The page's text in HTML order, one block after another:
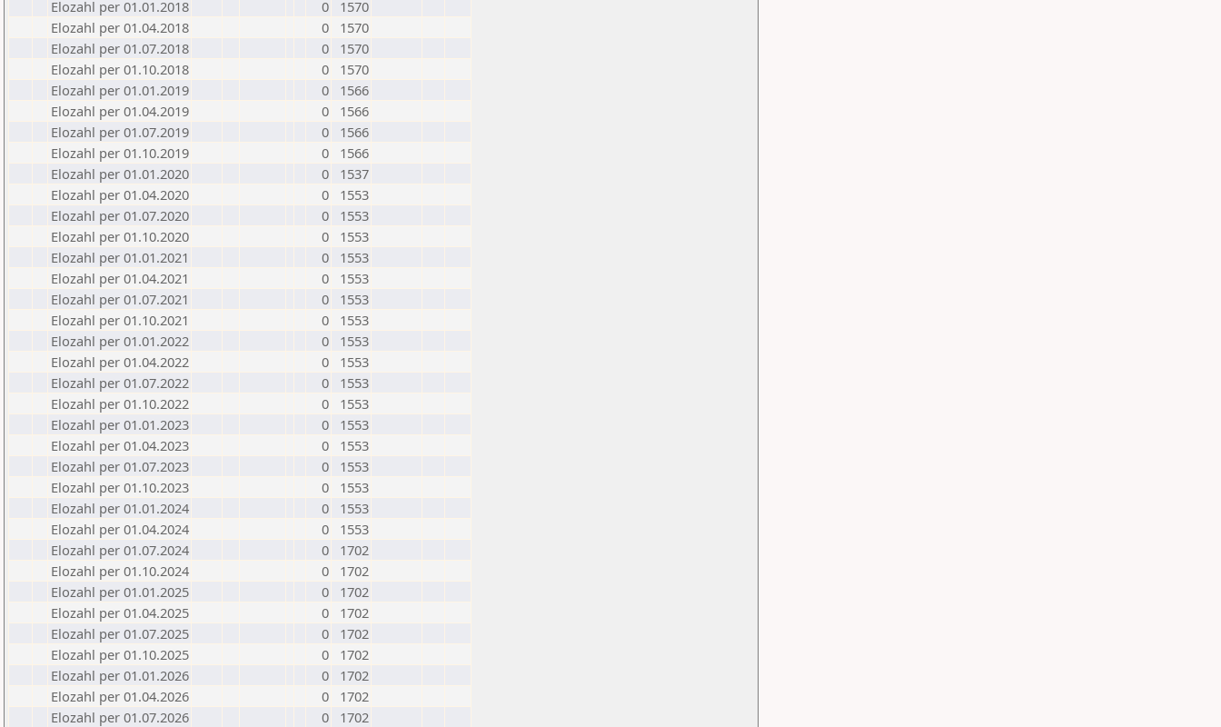
Elozahl per 01.01.2018
0
1570
Elozahl per 01.04.2018
0
1570
Elozahl per 01.07.2018
0
1570
Elozahl per 01.10.2018
0
1570
Elozahl per 01.01.2019
0
1566
Elozahl per 01.04.2019
0
1566
Elozahl per 01.07.2019
0
1566
Elozahl per 01.10.2019
0
1566
Elozahl per 01.01.2020
0
1537
Elozahl per 01.04.2020
0
1553
Elozahl per 01.07.2020
0
1553
Elozahl per 01.10.2020
0
1553
Elozahl per 01.01.2021
0
1553
Elozahl per 01.04.2021
0
1553
Elozahl per 01.07.2021
0
1553
Elozahl per 01.10.2021
0
1553
Elozahl per 01.01.2022
0
1553
Elozahl per 01.04.2022
0
1553
Elozahl per 01.07.2022
0
1553
Elozahl per 01.10.2022
0
1553
Elozahl per 01.01.2023
0
1553
Elozahl per 01.04.2023
0
1553
Elozahl per 01.07.2023
0
1553
Elozahl per 01.10.2023
0
1553
Elozahl per 01.01.2024
0
1553
Elozahl per 01.04.2024
0
1553
Elozahl per 01.07.2024
0
1702
Elozahl per 01.10.2024
0
1702
Elozahl per 01.01.2025
0
1702
Elozahl per 01.04.2025
0
1702
Elozahl per 01.07.2025
0
1702
Elozahl per 01.10.2025
0
1702
Elozahl per 01.01.2026
0
1702
Elozahl per 01.04.2026
0
1702
Elozahl per 01.07.2026
0 1702